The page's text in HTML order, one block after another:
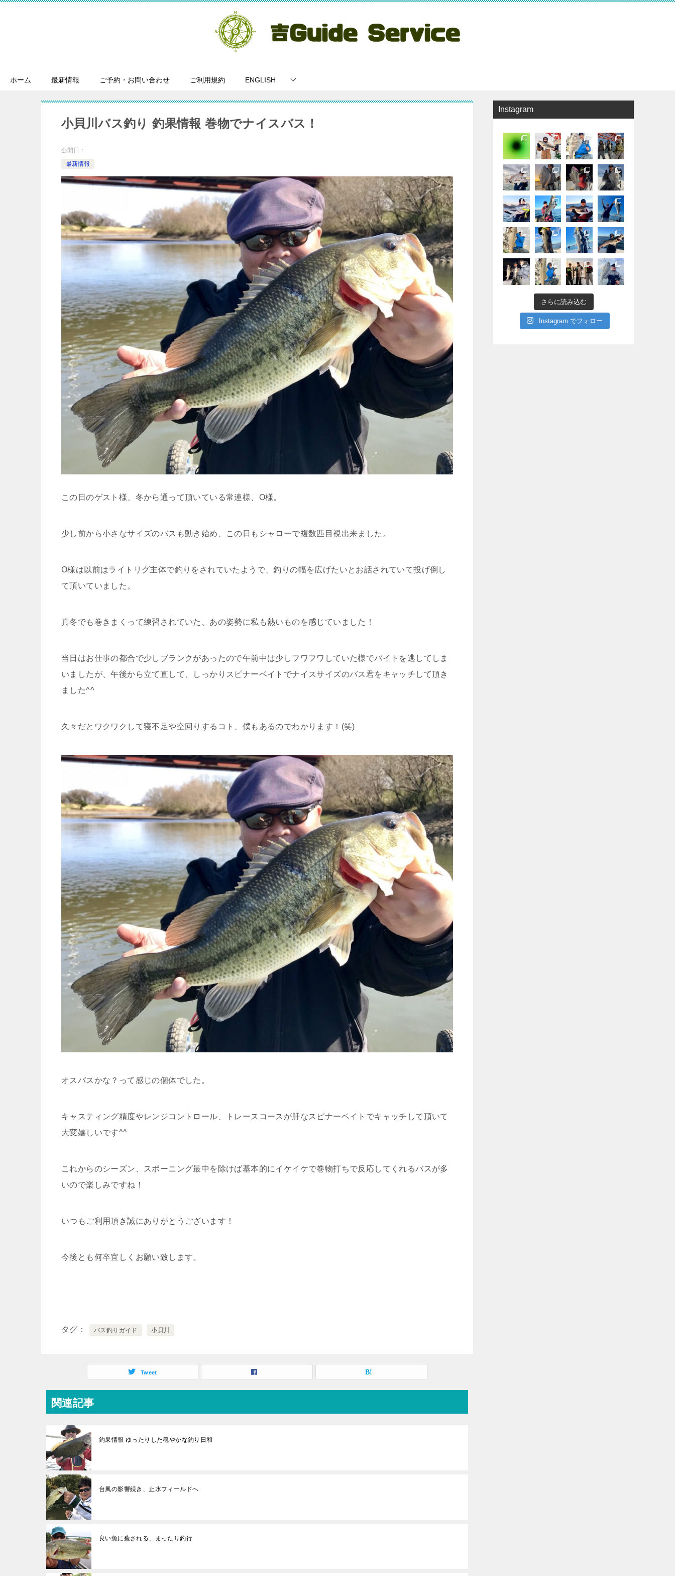
ホーム 最新情報 ご予約・お問い合わせ ご利用規約 ENGLISH
小貝川バス釣り 釣果情報 巻物でナイスバス！
公開日：
最新情報
この日のゲスト様、冬から通って頂いている常連様、O様。
少し前から小さなサイズのバスも動き始め、この日もシャローで複数匹目視出来ました。
O様は以前はライトリグ主体で釣りをされていたようで、釣りの幅を広げたいとお話されていて投げ倒し
て頂いていました。
真冬でも巻きまくって練習されていた、あの姿勢に私も熱いものを感じていました！
当日はお仕事の都合で少しブランクがあったので午前中は少しフワフワしていた様でバイトを逃してしま
いましたが、午後から立て直して、しっかりスピナーベイトでナイスサイズのバス君をキャッチして頂き
ました^^
久々だとワクワクして寝不足や空回りするコト、僕もあるのでわかります！(笑)
オスバスかな？って感じの個体でした。
キャスティング精度やレンジコントロール、トレースコースが肝なスピナーベイトでキャッチして頂いて
大変嬉しいです^^
これからのシーズン、スポーニング最中を除けば基本的にイケイケで巻物打ちで反応してくれるバスが多
いので楽しみですね！
いつもご利用頂き誠にありがとうございます！
今後とも何卒宜しくお願い致します。
タグ バス釣りガイド 小貝川
Tweet
関連記事
釣果情報 ゆったりした穏やかな釣り日和
台風の影響続き、止水フィールドへ
良い魚に癒される、まったり釣行
Instagram
さらに読み込む
Instagram でフォロー